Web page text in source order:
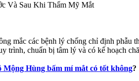
Và Sau Khi Thẩm Mỹ Mắt
mắc các bệnh lý chống chỉ định phẫu
trình, chuẩn bị tâm lý và có kế hoạch
Mộng Hùng bấm mí mắt có tốt không?